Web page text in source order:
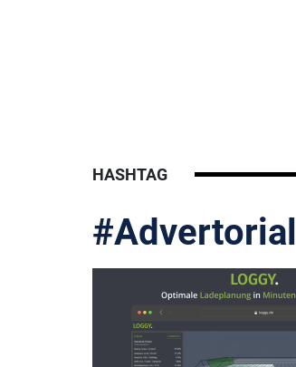
HASHTAG
#Advertorial